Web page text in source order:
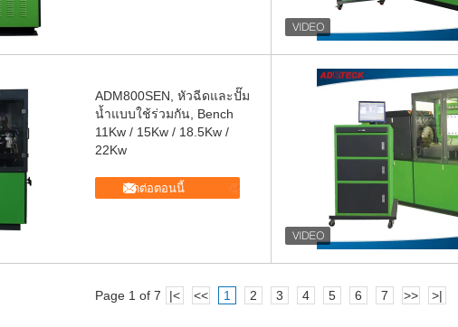
ADM800SEN, หัวฉีดและปั๊ม
น้ำแบบใช้ร่วมกัน, Bench
11Kw / 15Kw / 18.5Kw /
22Kw
ติดต่อตอนนี้
Page 1 of 7 |< << 1 2 3 4 5 6 7 >> >|